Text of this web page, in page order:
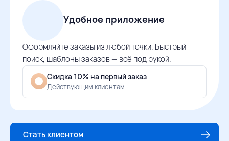
Удобное приложение
Оформляйте заказы из любой точки. Быстрый
поиск, шаблоны заказов — всё под рукой.
Скидка 10% на первый заказ
Действующим клиентам
Стать клиентом